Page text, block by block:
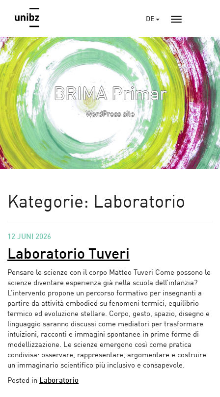
DE
BRIMA Primar
WordPress site
Kategorie: Laboratorio
12 JUNI 2026
Laboratorio Tuveri
Pensare le scienze con il corpo Matteo Tuveri Come possono le
scienze diventare esperienza già nella scuola dell’infanzia?
L’intervento propone un percorso formativo per insegnanti a
partire da attività embodied su fenomeni termici, equilibrio
termico ed evoluzione stellare. Corpo, gesto, spazio, disegno e
linguaggio saranno discussi come mediatori per trasformare
intuizioni, racconti e immagini spontanee in prime forme di
modellizzazione. Le scienze emergono così come pratica
condivisa: osservare, rappresentare, argomentare e costruire
un immaginario scientifico più inclusivo e consapevole.
Posted in Laboratorio